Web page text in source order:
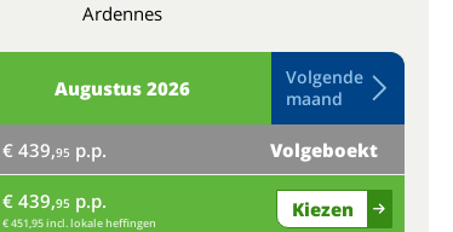
Ardennes
Augustus 2026
Volgende
maand
€ 439,95 p.p. Volgeboekt
€ 439,95 p.p.
€ 451,95 incl. lokale heffingen
Kiezen